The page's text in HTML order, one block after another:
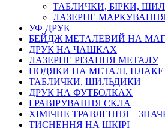
ТАБЛИЧКИ, БІРКИ,
ЛАЗЕРНЕ
УФ ДРУК
БЕЙДЖ МЕТАЛЕВИЙ НА
ДРУК НА ЧАШКАХ
ЛАЗЕРНЕ РІЗАННЯ МЕТАЛУ
ПОДЯКИ НА МЕТАЛІ,
ТАБЛИЧКИ, ШИЛЬДИКИ
ДРУК НА ФУТБОЛКАХ
ГРАВІРУВАННЯ СКЛА
ХІМІЧНЕ ТРАВЛЕННЯ –
ТИСНЕННЯ НА ШКІРІ